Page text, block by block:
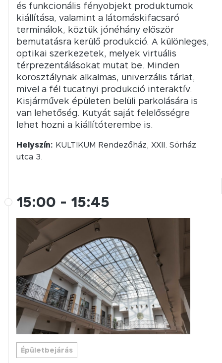
és funkcionális fényobjekt produktumok
kiállítása, valamint a látomáskifacsaró
terminálok, köztük jónéhány először
bemutatásra kerülő produkció. A különleges,
optikai szerkezetek, melyek virtuális
térprezentálásokat mutat be. Minden
korosztálynak alkalmas, univerzális tárlat,
mivel a fél tucatnyi produkció interaktív.
Kisjárművek épületen belüli parkolására is
van lehetőség. Kutyát saját felelősségre
lehet hozni a kiállítóterembe is.
Helyszín: KULTIKUM Rendezőház, XXII. Sörház
utca 3.
15:00 - 15:45
Épületbejárás